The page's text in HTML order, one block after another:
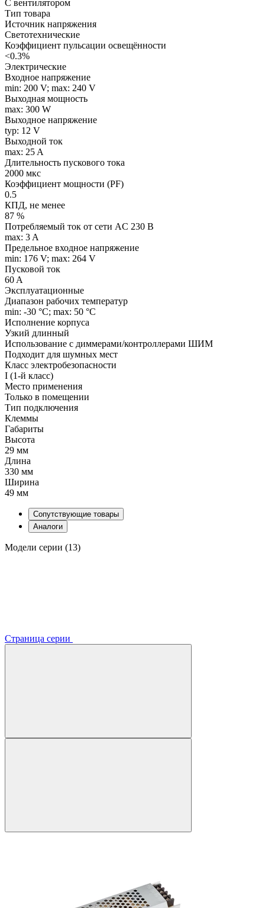
С вентилятором
Тип товара
Источник напряжения
Светотехнические
Коэффициент пульсации освещённости
<0.3%
Электрические
Входное напряжение
min: 200 V; max: 240 V
Выходная мощность
max: 300 W
Выходное напряжение
typ: 12 V
Выходной ток
max: 25 A
Длительность пускового тока
2000 мкс
Коэффициент мощности (PF)
0.5
КПД, не менее
87 %
Потребляемый ток от сети AC 230 В
max: 3 A
Предельное входное напряжение
min: 176 V; max: 264 V
Пусковой ток
60 A
Эксплуатационные
Диапазон рабочих температур
min: -30 °C; max: 50 °C
Исполнение корпуса
Узкий длинный
Использование с диммерами/контроллерами ШИМ
Подходит для шумных мест
Класс электробезопасности
I (1-й класс)
Место применения
Только в помещении
Тип подключения
Клеммы
Габариты
Высота
29 мм
Длина
330 мм
Ширина
49 мм
Сопутствующие товары
Аналоги
Модели серии (13)
Страница серии